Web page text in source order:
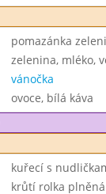
pomazánka
zelenina, mléko,
vánočka
ovoce, bílá káva
kuřecí s
krůtí rolka